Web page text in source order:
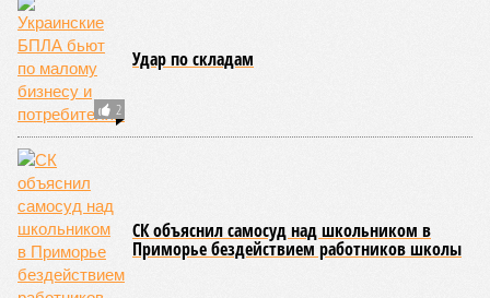
ответа дольщики ЖК «Станция Л».
Украинскому
кандидату в
конгресс США
запретили
приходить на пляж
после драки
рассорить Москву и